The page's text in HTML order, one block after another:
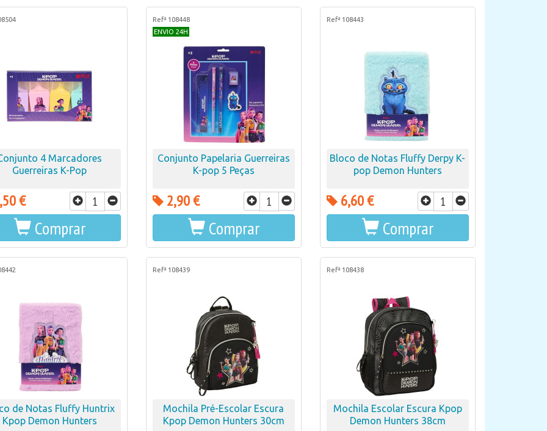
4 Marcadores
Guerreiras K-Pop
€
Comprar
Refª 108448
ENVIO 24H
Conjunto Papelaria Guerreiras
K-pop 5 Peças
2,90 €
Comprar
Refª 108443
Bloco de Notas Fluffy Derpy K-
pop Demon Hunters
6,60 €
Comprar
de Notas Fluffy Huntrix
Kpop Demon Hunters
Refª 108439
Mochila Pré-Escolar Escura
Kpop Demon Hunters 30cm
Refª 108438
Mochila Escolar Escura Kpop
Demon Hunters 38cm